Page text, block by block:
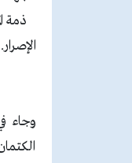
ذمة
الإصرار.
وجاء